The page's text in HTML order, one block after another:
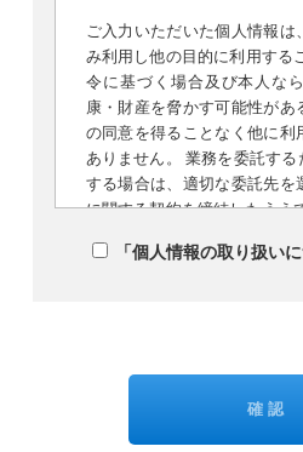
ご入力いただいた個人情報
み利用し他の目的に利用する
令に基づく場合及び本人な
康・財産を脅かす可能性があ
の同意を得ることなく他に利
ありません。 業務を委託す
する場合は、適切な委託先を
に関する契約を締結したうえ
望があれば下記までお問合せ
「個人情報の取り扱い